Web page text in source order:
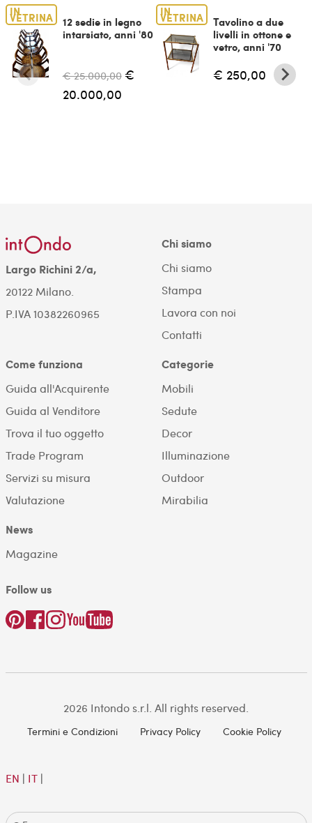
IN
VETRINA
12 sedie in legno
intarsiato, anni '80
€ 25.000,00 €
20.000,00
IN
VETRINA
Tavolino a due
livelli in ottone e
vetro, anni '70
€ 250,00
Largo Richini 2/a,
20122 Milano.
P.IVA 10382260965
Chi siamo
Chi siamo
Stampa
Lavora con noi
Contatti
Come funziona
Guida all'Acquirente
Guida al Venditore
Trova il tuo oggetto
Trade Program
Servizi su misura
Valutazione
Categorie
Mobili
Sedute
Decor
Illuminazione
Outdoor
Mirabilia
News
Magazine
Follow us
2026 Intondo s.r.l. All rights reserved.
Termini e Condizioni Privacy Policy Cookie Policy
EN | IT|